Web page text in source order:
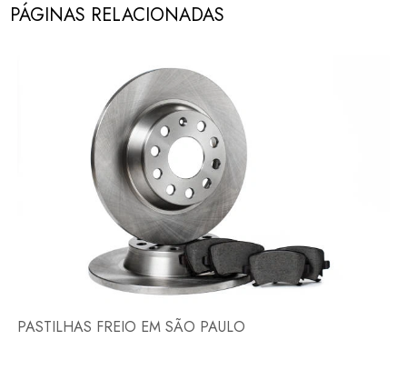
PÁGINAS RELACIONADAS
PASTILHAS FREIO EM SÃO PAULO